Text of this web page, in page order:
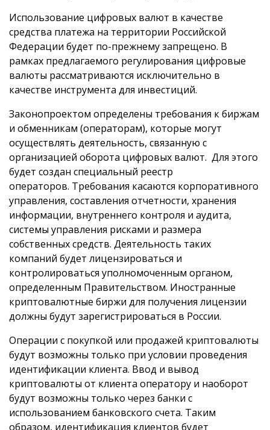
Использование цифровых валют в качестве
средства платежа на территории Российской
Федерации будет по-прежнему запрещено. В
рамках предлагаемого регулирования цифровые
валюты рассматриваются исключительно в
качестве инструмента для инвестиций.
Законопроектом определены требования к биржам
и обменникам (операторам), которые могут
осуществлять деятельность, связанную с
организацией оборота цифровых валют. Для этого
будет создан специальный реестр
операторов. Требования касаются корпоративного
управления, составления отчетности, хранения
информации, внутреннего контроля и аудита,
системы управления рисками и размера
собственных средств. Деятельность таких
компаний будет лицензироваться и
контролироваться уполномоченным органом,
определенным Правительством. Иностранные
криптовалютные биржи для получения лицензии
должны будут зарегистрироваться в России.
Операции с покупкой или продажей криптовалюты
будут возможны только при условии проведения
идентификации клиента. Ввод и вывод
криптовалюты от клиента оператору и наоборот
будут возможны только через банки с
использованием банковского счета. Таким
образом, идентификация клиентов будет